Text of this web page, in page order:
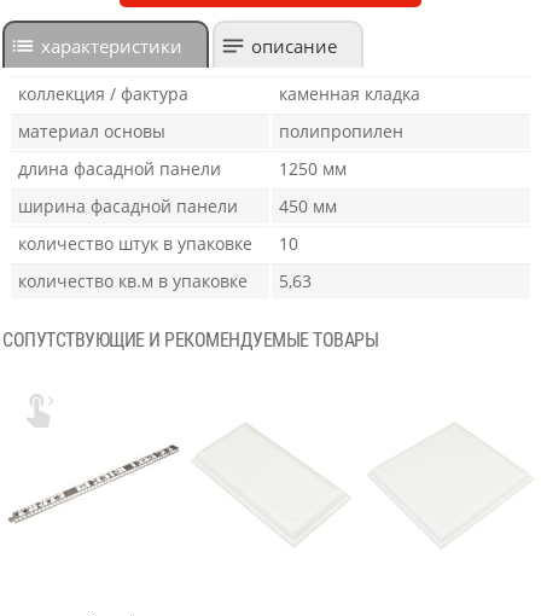
характеристики описание
коллекция / фактура
каменная кладка
материал основы
полипропилен
длина фасадной панели
1250 мм
ширина фасадной панели
450 мм
количество штук в упаковке
10
количество кв.м в упаковке
5,63
СОПУТСТВУЮЩИЕ И РЕКОМЕНДУЕМЫЕ ТОВАРЫ
